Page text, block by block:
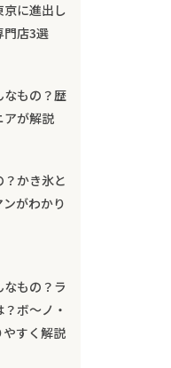
に進出し
門店3選
なもの？歴
アが解説
かき氷と
がわかり
もの？ラ
ボ～ノ・
すく解説